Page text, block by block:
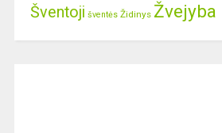
Šventoji šventės Židinys Žvejyba